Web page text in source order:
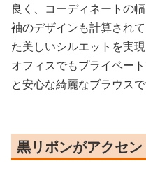
良く、コーディネートの
袖のデザインも計算され
た美しいシルエットを実現
オフィスでもプライベー
と安心な綺麗なブラウスで
黒リボンがアクセ